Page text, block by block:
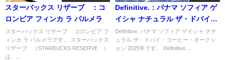
スターバックス リザーブ®：コ
ロンビア フィンカ ラ パルメラ
スターバックス リザーブ® コロンビア フ
ィンカ ラ パルメラです。 スターバックス
リザーブ®（STARBUCKS RESERVE®）
は、...
Definitive.：パナマ ソフィア ゲ
イシャ ナチュラル ザ・ドバイ・
コーヒー・オークション 2025年
Definitive. パナマ ソフィア ゲイシャ ナチ
ュラル ザ・ドバイ・コーヒー・オークシ
ョン 2025年です。 Definitive....